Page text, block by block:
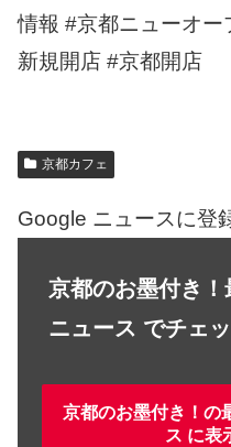
情報 #京都ニューオ
新規開店 #京都開店
京都カフェ
Google ニュースに登
京都のお墨付き
ニュース でチェ
京都のお墨付き！の
ス に表